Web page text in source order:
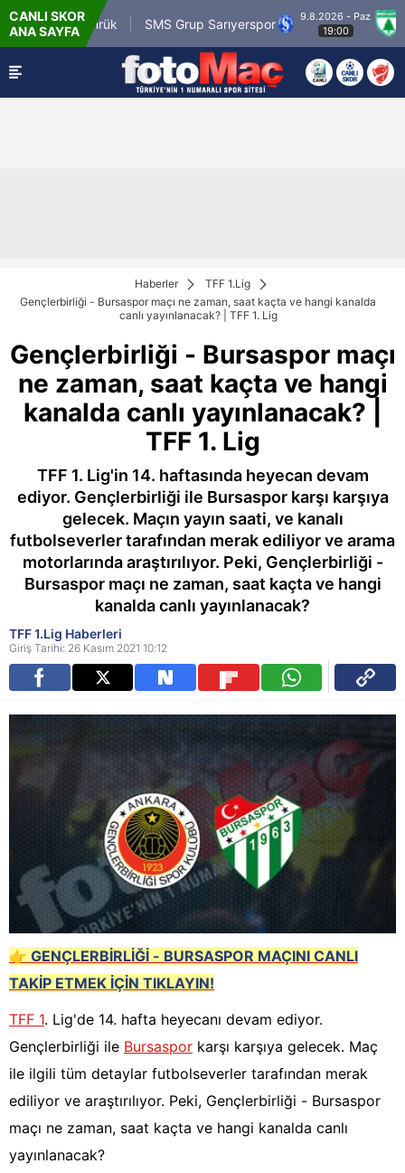
CANLI SKOR
ANA SAYFA
Karagümrük SMS Grup Sarıyerspor
9.8.2026 - Paz
19:00
Haberler
TFF 1.Lig
Gençlerbirliği - Bursaspor maçı ne zaman, saat kaçta ve hangi kanalda
canlı yayınlanacak? | TFF 1. Lig
Gençlerbirliği - Bursaspor maçı
ne zaman, saat kaçta ve hangi
kanalda canlı yayınlanacak? |
TFF 1. Lig
TFF 1. Lig'in 14. haftasında heyecan devam
ediyor. Gençlerbirliği ile Bursaspor karşı karşıya
gelecek. Maçın yayın saati, ve kanalı
futbolseverler tarafından merak ediliyor ve arama
motorlarında araştırılıyor. Peki, Gençlerbirliği -
Bursaspor maçı ne zaman, saat kaçta ve hangi
kanalda canlı yayınlanacak?
TFF 1.Lig Haberleri
Giriş Tarihi: 26 Kasım 2021 10:12
👉 GENÇLERBİRLİĞİ - BURSASPOR MAÇINI CANLI
TAKİP ETMEK İÇİN TIKLAYIN!
TFF 1. Lig'de 14. hafta heyecanı devam ediyor.
Gençlerbirliği ile Bursaspor karşı karşıya gelecek. Maç
ile ilgili tüm detaylar futbolseverler tarafından merak
ediliyor ve araştırılıyor. Peki, Gençlerbirliği - Bursaspor
maçı ne zaman, saat kaçta ve hangi kanalda canlı
yayınlanacak?